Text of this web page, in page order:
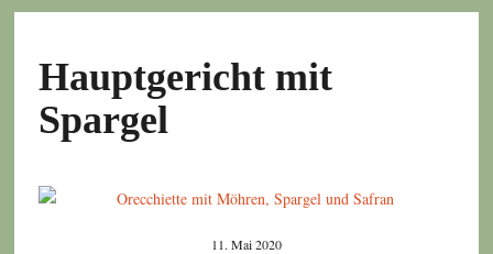
Hauptgericht mit
Spargel
11. Mai 2020